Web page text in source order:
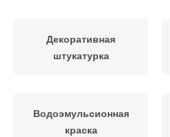
Декоративная
штукатурка
Водоэмульсионная
краска